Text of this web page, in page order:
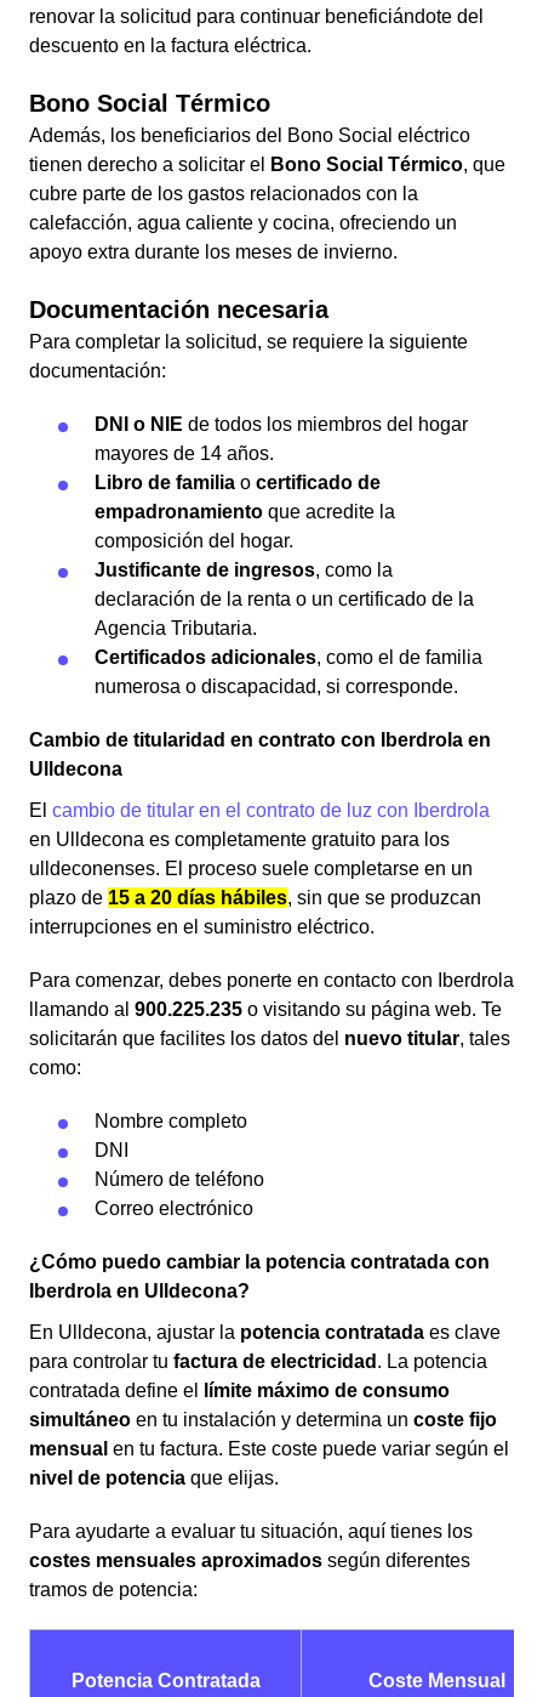
renovar la solicitud para continuar beneficiándote del
descuento en la factura eléctrica.
Bono Social Térmico
Además, los beneficiarios del Bono Social eléctrico
tienen derecho a solicitar el
Bono Social Térmico, que
cubre parte de los gastos relacionados con la
calefacción, agua caliente y cocina, ofreciendo un
apoyo extra durante los meses de invierno.
Documentación necesaria
Para completar la solicitud, se requiere la siguiente
documentación:
DNI o NIE de todos los miembros del hogar
mayores de 14 años.
Libro de familia o certificado de
empadronamiento que acredite la
composición del hogar.
Justificante de ingresos, como la
declaración de la renta o un certificado de la
Agencia Tributaria.
Certificados adicionales, como el de familia
numerosa o discapacidad, si corresponde.
Cambio de titularidad en contrato con Iberdrola en
Ulldecona
El cambio de titular en el contrato de luz con Iberdrola
en Ulldecona es completamente gratuito para los
ulldeconenses. El proceso suele completarse en un
plazo de 15 a 20 días hábiles, sin que se produzcan
interrupciones en el suministro eléctrico.
Para comenzar, debes ponerte en contacto con Iberdrola
llamando al 900.225.235 o visitando su página web. Te
solicitarán que facilites los datos del nuevo titular, tales
como:
Nombre completo
DNI
Número de teléfono
Correo electrónico
¿Cómo puedo cambiar la potencia contratada con
Iberdrola en Ulldecona?
En Ulldecona, ajustar la potencia contratada es clave
para controlar tu factura de electricidad . La potencia
contratada define el
límite máximo de consumo
simultáneo en tu instalación y determina un coste fijo
mensual en tu factura. Este coste puede variar según el
nivel de potencia que elijas.
Para ayudarte a evaluar tu situación, aquí tienes los
costes mensuales aproximados según diferentes
tramos de potencia:
Potencia Contratada
Coste Mensual